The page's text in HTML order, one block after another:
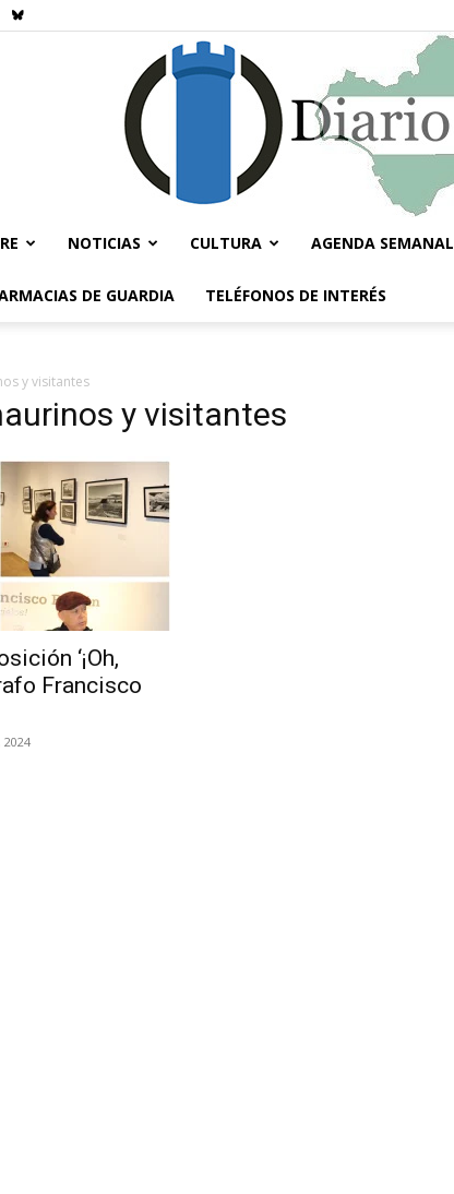
NOTICIAS CULTURA AGENDA SEMANAL
DE GUARDIA TELÉFONOS DE INTERÉS
y visitantes
y visitantes
‘¡Oh,
Francisco